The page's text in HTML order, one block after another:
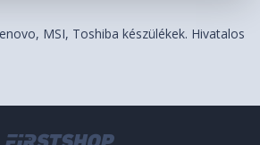
MSI, Toshiba készülékek. Hivatalos